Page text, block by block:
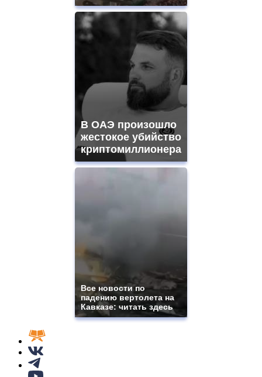
В ОАЭ произошло
жестокое убийство
криптомиллионера
Все новости по
падению вертолета на
Кавказе: читать здесь